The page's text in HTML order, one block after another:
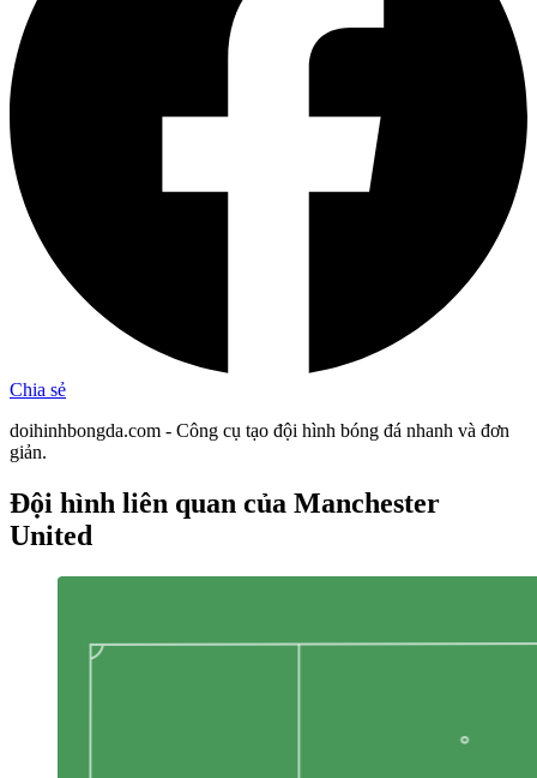
Chia sẻ
doihinhbongda.com - Công cụ tạo đội hình bóng đá nhanh và đơn
giản.
Đội hình liên quan của Manchester
United